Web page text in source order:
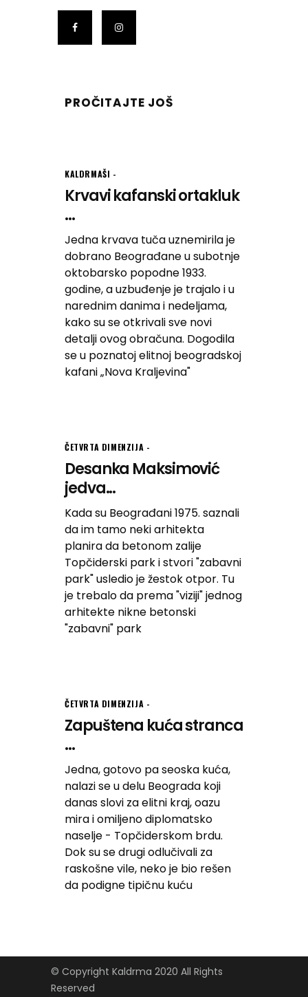
PROČITAJTE JOŠ
KALDRMAŠI
Krvavi kafanski ortakluk
...
Jedna krvava tuča uznemirila je
dobrano Beograđane u subotnje
oktobarsko popodne 1933.
godine, a uzbuđenje je trajalo i u
narednim danima i nedeljama,
kako su se otkrivali sve novi
detalji ovog obračuna. Dogodila
se u poznatoj elitnoj beogradskoj
kafani „Nova Kraljevina"
ČETVRTA DIMENZIJA
Desanka Maksimović
jedva...
Kada su Beograđani 1975. saznali
da im tamo neki arhitekta
planira da betonom zalije
Topčiderski park i stvori "zabavni
park" usledio je žestok otpor. Tu
je trebalo da prema "viziji" jednog
arhitekte nikne betonski
"zabavni" park
ČETVRTA DIMENZIJA
Zapuštena kuća stranca
...
Jedna, gotovo pa seoska kuća,
nalazi se u delu Beograda koji
danas slovi za elitni kraj, oazu
mira i omiljeno diplomatsko
naselje - Topčiderskom brdu.
Dok su se drugi odlučivali za
raskošne vile, neko je bio rešen
da podigne tipičnu kuću
© Copyright Kaldrma 2020 All Rights
Reserved